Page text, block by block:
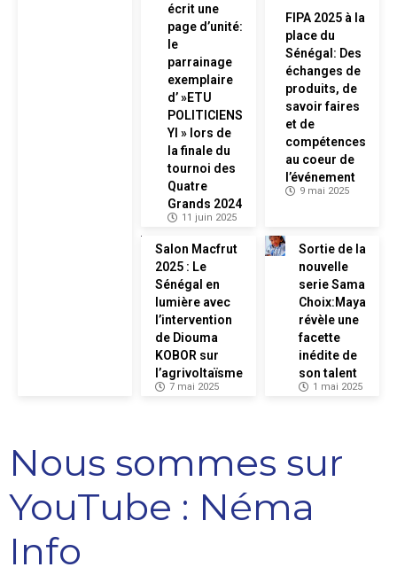
écrit une
page d’unité:
le
parrainage
exemplaire
d’ »ETU
POLITICIENS
YI » lors de
la finale du
tournoi des
Quatre
Grands 2024
11 juin 2025
FIPA 2025 à la
place du
Sénégal: Des
échanges de
produits, de
savoir faires
et de
compétences
au coeur de
l’événement
9 mai 2025
Salon Macfrut
2025 : Le
Sénégal en
lumière avec
l’intervention
de Diouma
KOBOR sur
l’agrivoltaïsme
7 mai 2025
Sortie de la
nouvelle
serie Sama
Choix:Maya
révèle une
facette
inédite de
son talent
1 mai 2025
Nous sommes sur
YouTube : Néma
Info